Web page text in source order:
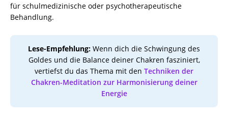
für schulmedizinische oder psychotherapeutische
Behandlung.
Lese-Empfehlung: Wenn dich die Schwingung des
Goldes und die Balance deiner Chakren fasziniert,
vertiefst du das Thema mit den Techniken der
Chakren-Meditation zur Harmonisierung deiner
Energie